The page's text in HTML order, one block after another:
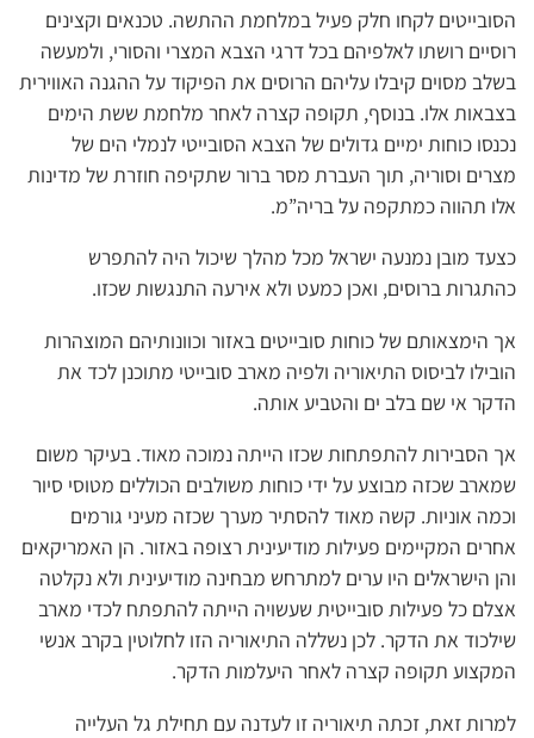
הסובייטים לקחו חלק פעיל במלחמת ההתשה. טכנאים וקצינים
רוסיים רושתו לאלפיהם בכל דרגי הצבא המצרי והסורי, ולמעשה
בשלב מסוים קיבלו עליהם הרוסים את הפיקוד על ההגנה האווירית
בצבאות אלו. בנוסף, תקופה קצרה לאחר מלחמת ששת הימים
נכנסו כוחות ימיים גדולים של הצבא הסובייטי לנמלי הים של
מצרים וסוריה, תוך העברת מסר ברור שתקיפה חוזרת של מדינות
אלו תהווה כמתקפה על בריה”מ.
כצעד מובן נמנעה ישראל מכל מהלך שיכול היה להתפרש
כהתגרות ברוסים, ואכן כמעט ולא אירעה התנגשות שכזו.
אך הימצאותם של כוחות סובייטים באזור וכוונותיהם המוצהרות
הובילו לביסוס התיאוריה ולפיה מארב סובייטי מתוכנן לכד את
הדקר אי שם בלב ים והטביע אותה.
אך הסבירות להתפתחות שכזו הייתה נמוכה מאוד. בעיקר משום
שמארב שכזה מבוצע על ידי כוחות משולבים הכוללים מטוסי סיור
וכמה אוניות. קשה מאוד להסתיר מערך שכזה מעיני גורמים
אחרים המקיימים פעילות מודיעינית רצופה באזור. הן האמריקאים
והן הישראלים היו ערים למתרחש מבחינה מודיעינית ולא נקלטה
אצלם כל פעילות סובייטית שעשויה הייתה להתפתח לכדי מארב
שילכוד את הדקר. לכן נשללה התיאוריה הזו לחלוטין בקרב אנשי
המקצוע תקופה קצרה לאחר היעלמות הדקר.
למרות זאת, זכתה תיאוריה זו לעדנה עם תחילת גל העלייה